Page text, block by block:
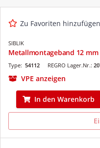
Zu Favoriten hinzufügen
SIBLIK
Metallmontageband 12 mm
REGRO Lager.Nr.:
Type: 54112
VPE anzeigen
In den Warenkorb